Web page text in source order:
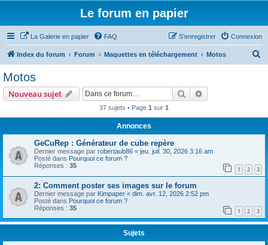
Le forum en papier
La Galerie en papier FAQ Connexion
S’enregistrer
Index du forum Forum Maquettes en téléchargement Motos
Motos
Nouveau sujet Rechercher
37 sujets • Page 1 sur 1
Annonces
GeCuRep : Générateur de cube repère
Dernier message par robertaub86 « jeu. juil. 30, 2026 3:16 am
Posté dans Pourquoi ce forum ?
Réponses : 35 1 2 3
2: Comment poster ses images sur le forum
Dernier message par Kimpaper « dim. avr. 12, 2026 2:52 pm
Posté dans Pourquoi ce forum ?
Réponses : 35 1 2 3
Sujets